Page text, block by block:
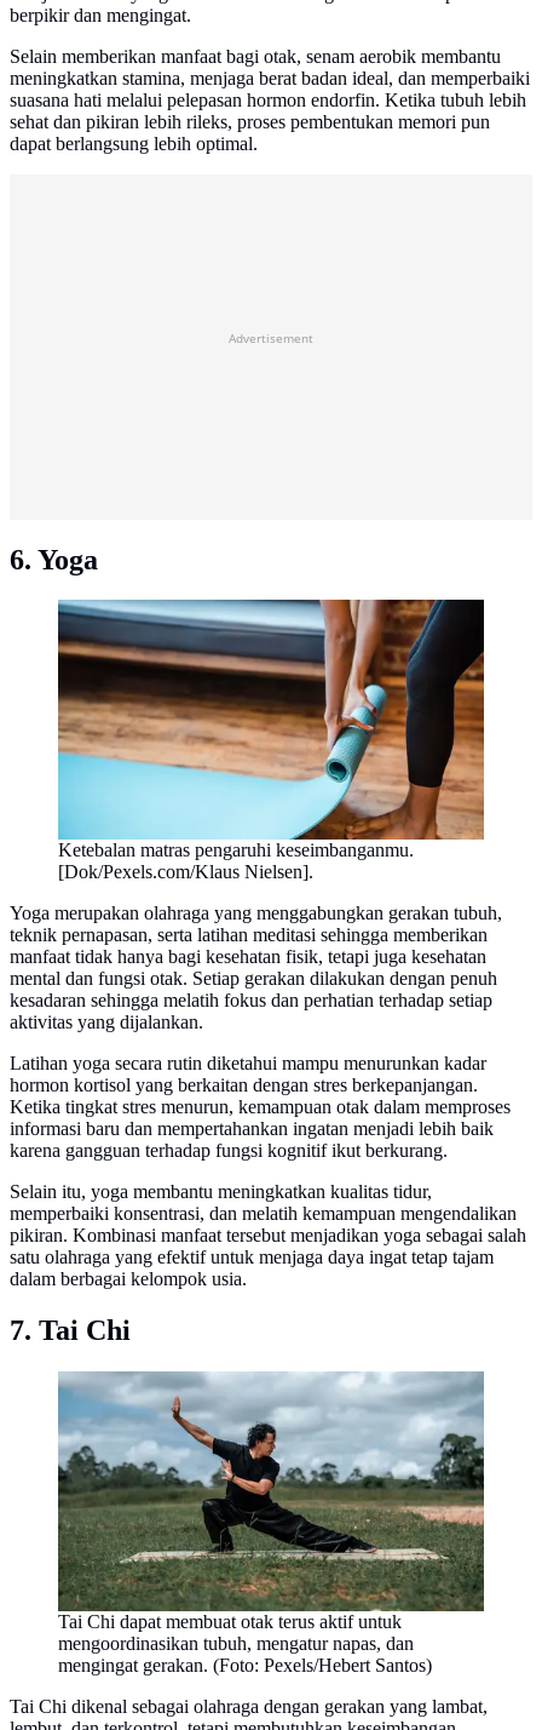
berpikir dan mengingat.
Selain memberikan manfaat bagi otak, senam aerobik membantu
meningkatkan stamina, menjaga berat badan ideal, dan memperbaiki
suasana hati melalui pelepasan hormon endorfin. Ketika tubuh lebih
sehat dan pikiran lebih rileks, proses pembentukan memori pun
dapat berlangsung lebih optimal.
Advertisement
6. Yoga
Ketebalan matras pengaruhi keseimbanganmu.
[Dok/Pexels.com/Klaus Nielsen].
Yoga merupakan olahraga yang menggabungkan gerakan tubuh,
teknik pernapasan, serta latihan meditasi sehingga memberikan
manfaat tidak hanya bagi kesehatan fisik, tetapi juga kesehatan
mental dan fungsi otak. Setiap gerakan dilakukan dengan penuh
kesadaran sehingga melatih fokus dan perhatian terhadap setiap
aktivitas yang dijalankan.
Latihan yoga secara rutin diketahui mampu menurunkan kadar
hormon kortisol yang berkaitan dengan stres berkepanjangan.
Ketika tingkat stres menurun, kemampuan otak dalam memproses
informasi baru dan mempertahankan ingatan menjadi lebih baik
karena gangguan terhadap fungsi kognitif ikut berkurang.
Selain itu, yoga membantu meningkatkan kualitas tidur,
memperbaiki konsentrasi, dan melatih kemampuan mengendalikan
pikiran. Kombinasi manfaat tersebut menjadikan yoga sebagai salah
satu olahraga yang efektif untuk menjaga daya ingat tetap tajam
dalam berbagai kelompok usia.
7. Tai Chi
Tai Chi dapat membuat otak terus aktif untuk
mengoordinasikan tubuh, mengatur napas, dan
mengingat gerakan. (Foto: Pexels/Hebert Santos)
Tai Chi dikenal sebagai olahraga dengan gerakan yang lambat,